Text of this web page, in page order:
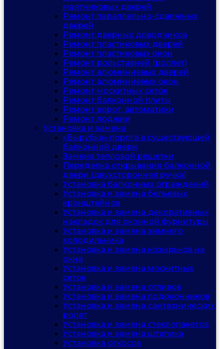
маятниковых дверей
Ремонт параллельно-сдвижных
дверей
Ремонт дверных доводчиков
Ремонт пластиковых дверей
Ремонт пластиковых окон
Ремонт рольставней (роллет)
Ремонт алюминиевых дверей
Ремонт алюминиевых окон
Ремонт москитных сеток
Ремонт балконной плиты
Ремонт ворот, автоматики
Ремонт лоджии
Установка и замена
«Вырубка» порога в существующей
балконной двери
Замена тепловой решетки
Переделка открывания балконной
двери (двухсторонняя ручка)
Установка балконных ограждений
Установка и замена бельевых
кронштейнов
Установка и замена декоративных
накладок для оконной фурнитуры
Установка и замена зимнего
холодильника
Установка и замена козырьков на
окна
Установка и замена москитных
сеток
Установка и замена отливов
Установка и замена подоконников
Установка и замена сантехнических
ролет
Установка и замена стеклопакетов
Установка и замена штапика
Установка откосов